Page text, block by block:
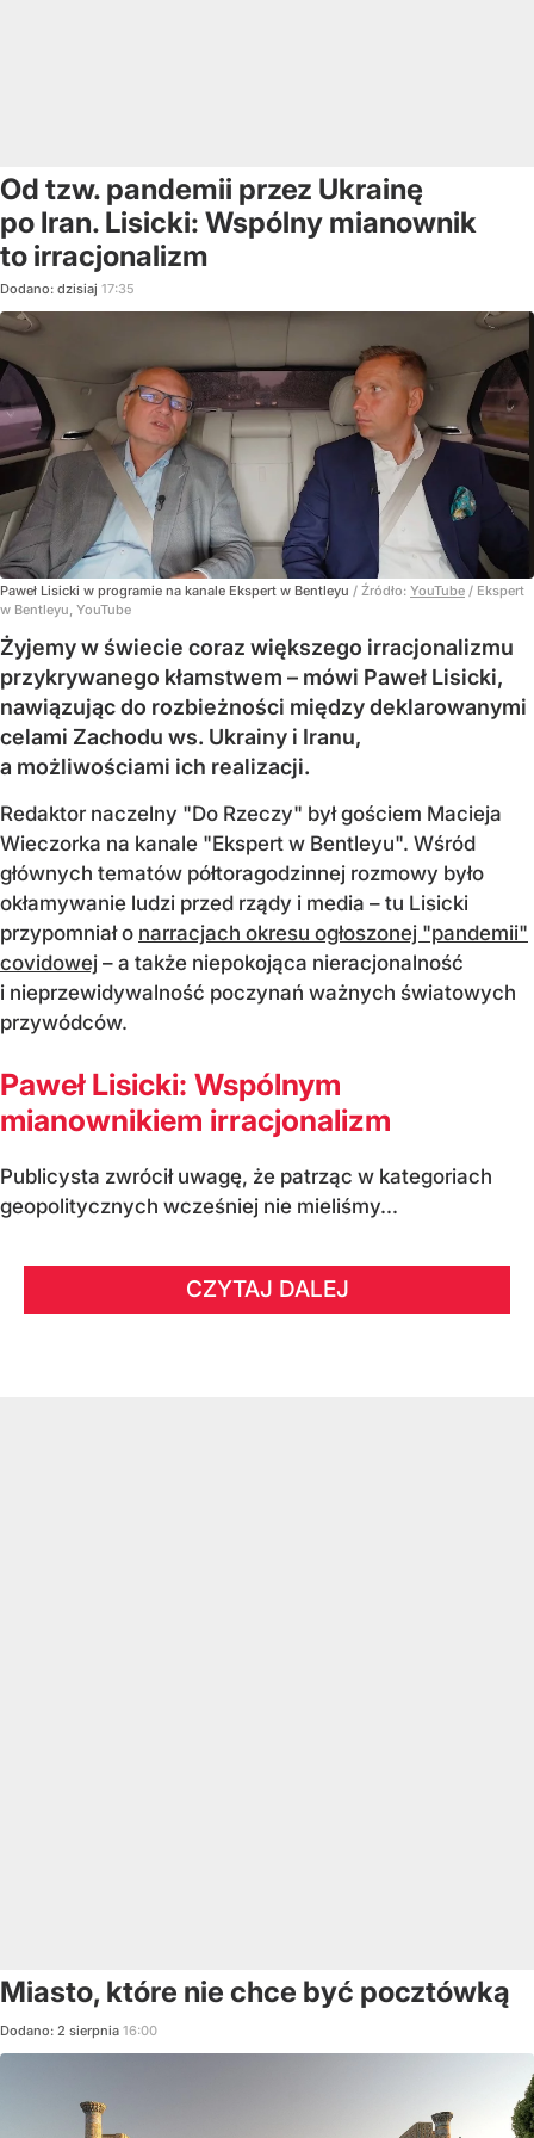
Od tzw. pandemii przez Ukrainę
po Iran. Lisicki: Wspólny mianownik
to irracjonalizm
Dodano: dzisiaj 17:35
Paweł Lisicki w programie na kanale Ekspert w Bentleyu / Źródło: YouTube / Ekspert
w Bentleyu, YouTube
Żyjemy w świecie coraz większego irracjonalizmu
przykrywanego kłamstwem – mówi Paweł Lisicki,
nawiązując do rozbieżności między deklarowanymi
celami Zachodu ws. Ukrainy i Iranu,
a możliwościami ich realizacji.
Redaktor naczelny "Do Rzeczy" był gościem Macieja
Wieczorka na kanale "Ekspert w Bentleyu". Wśród
głównych tematów półtoragodzinnej rozmowy było
okłamywanie ludzi przed rządy i media – tu Lisicki
przypomniał o narracjach okresu ogłoszonej "pandemii"
covidowej – a także niepokojąca nieracjonalność
i nieprzewidywalność poczynań ważnych światowych
przywódców.
Paweł Lisicki: Wspólnym
mianownikiem irracjonalizm
Publicysta zwrócił uwagę, że patrząc w kategoriach
geopolitycznych wcześniej nie mieliśmy...
CZYTAJ DALEJ
Miasto, które nie chce być pocztówką
Dodano: 2 sierpnia 16:00